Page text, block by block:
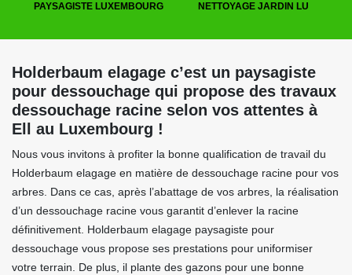
PAYSAGISTE LUXEMBOURG NETTOYAGE JARDIN LU
Holderbaum elagage c’est un paysagiste
pour dessouchage qui propose des travaux
dessouchage racine selon vos attentes à
Ell au Luxembourg !
Nous vous invitons à profiter la bonne qualification de travail du
Holderbaum elagage en matière de dessouchage racine pour vos
arbres. Dans ce cas, après l’abattage de vos arbres, la réalisation
d’un dessouchage racine vous garantit d’enlever la racine
définitivement. Holderbaum elagage paysagiste pour
dessouchage vous propose ses prestations pour uniformiser
votre terrain. De plus, il plante des gazons pour une bonne